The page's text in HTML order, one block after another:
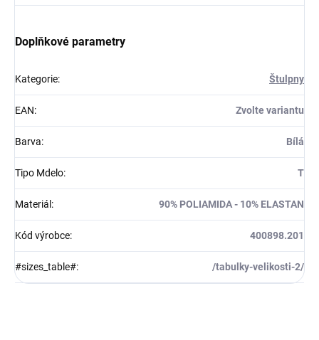
Doplňkové parametry
Kategorie: Štulpny
EAN: Zvolte variantu
Barva: Bílá
Tipo Mdelo: T
Materiál : 90% POLIAMIDA - 10% ELASTAN
Kód výrobce: 400898.201
#sizes_table#: /tabulky-velikosti-2/